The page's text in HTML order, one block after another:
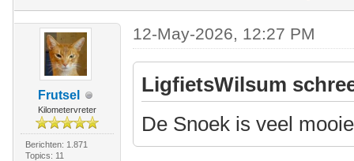
Frutsel
Kilometervreter
Berichten: 1.871
Topics: 11
12-May-2026, 12:27 PM
LigfietsWilsum
De Snoek is veel